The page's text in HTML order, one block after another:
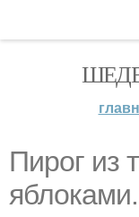
Пирог из
яблоками.